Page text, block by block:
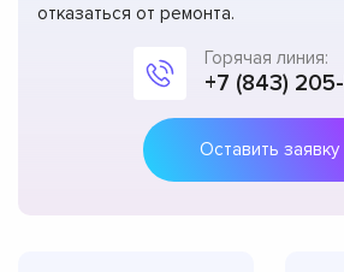
отказаться от ремонта.
Горячая линия:
+7 (843)
Оставить заявку